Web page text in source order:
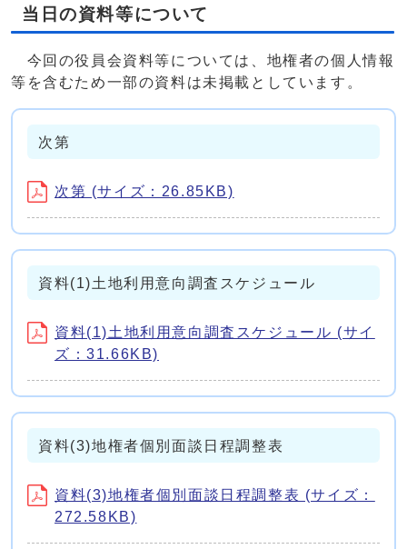
当日の資料等について
今回の役員会資料等については、地権者の個人情報
等を含むため一部の資料は未掲載としています。
次第
次第 (サイズ：26.85KB)
資料(1)土地利用意向調査スケジュール
資料(1)土地利用意向調査スケジュール (サイ
ズ：31.66KB)
資料(3)地権者個別面談日程調整表
資料(3)地権者個別面談日程調整表 (サイズ：
272.58KB)